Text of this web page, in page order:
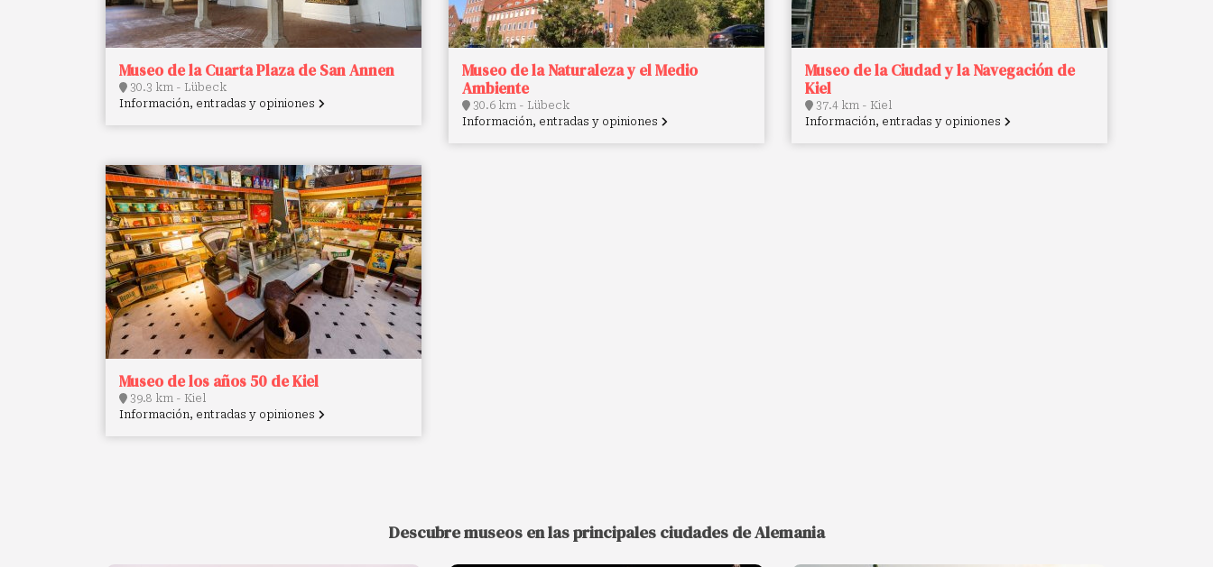
Museo de la Cuarta Plaza de San Annen
30.3 km - Lübeck
Información, entradas y opiniones
Museo de la Naturaleza y el Medio
Ambiente
30.6 km - Lübeck
Información, entradas y opiniones
Museo de la Ciudad y la Navegación de
Kiel
37.4 km - Kiel
Información, entradas y opiniones
Museo de los años 50 de Kiel
39.8 km - Kiel
Información, entradas y opiniones
Descubre museos en las principales ciudades de Alemania